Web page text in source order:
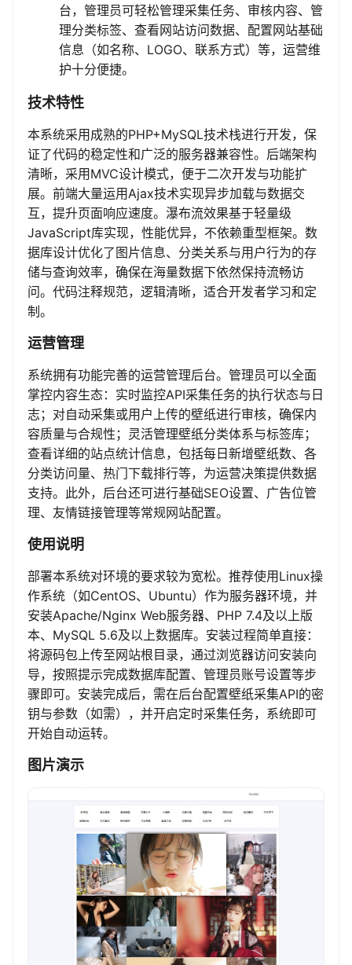
台，管理员可轻松管理采集任务、审核内容、管
理分类标签、查看网站访问数据、配置网站基础
信息（如名称、LOGO、联系方式）等，运营维
护十分便捷。
技术特性
本系统采用成熟的PHP+MySQL技术栈进行开发，保
证了代码的稳定性和广泛的服务器兼容性。后端架构
清晰，采用MVC设计模式，便于二次开发与功能扩
展。前端大量运用Ajax技术实现异步加载与数据交
互，提升页面响应速度。瀑布流效果基于轻量级
JavaScript库实现，性能优异，不依赖重型框架。数
据库设计优化了图片信息、分类关系与用户行为的存
储与查询效率，确保在海量数据下依然保持流畅访
问。代码注释规范，逻辑清晰，适合开发者学习和定
制。
运营管理
系统拥有功能完善的运营管理后台。管理员可以全面
掌控内容生态：实时监控API采集任务的执行状态与日
志；对自动采集或用户上传的壁纸进行审核，确保内
容质量与合规性；灵活管理壁纸分类体系与标签库；
查看详细的站点统计信息，包括每日新增壁纸数、各
分类访问量、热门下载排行等，为运营决策提供数据
支持。此外，后台还可进行基础SEO设置、广告位管
理、友情链接管理等常规网站配置。
使用说明
部署本系统对环境的要求较为宽松。推荐使用Linux操
作系统（如CentOS、Ubuntu）作为服务器环境，并
安装Apache/Nginx Web服务器、PHP 7.4及以上版
本、MySQL 5.6及以上数据库。安装过程简单直接：
将源码包上传至网站根目录，通过浏览器访问安装向
导，按照提示完成数据库配置、管理员账号设置等步
骤即可。安装完成后，需在后台配置壁纸采集API的密
钥与参数（如需），并开启定时采集任务，系统即可
开始自动运转。
图片演示